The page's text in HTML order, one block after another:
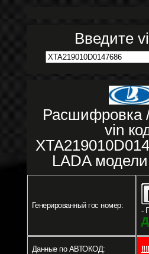
Введите
Расшифровка
vin
LADA
Генерированный гос номер:
-
Данные по АВТОКОД: